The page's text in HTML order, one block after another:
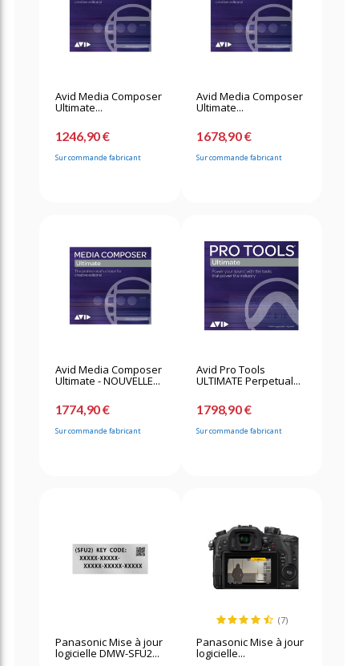
Avid Media Composer
Ultimate...
1246,90 €
Sur commande fabricant
Avid Media Composer
Ultimate...
1678,90 €
Sur commande fabricant
Avid Media Composer
Ultimate - NOUVELLE...
1774,90 €
Sur commande fabricant
Avid Pro Tools
ULTIMATE Perpetual...
1798,90 €
Sur commande fabricant
Panasonic Mise à jour
logicielle DMW-SFU2...
(7)
Panasonic Mise à jour
logicielle...